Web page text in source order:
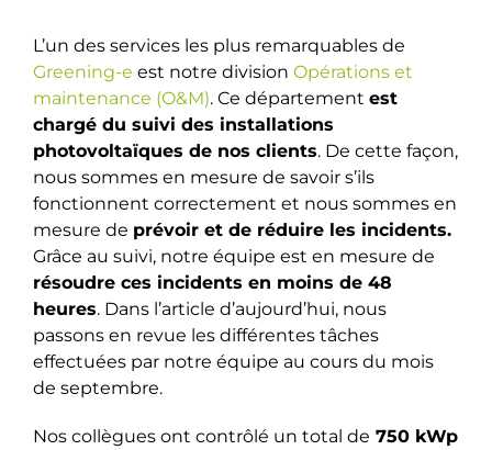
L’un des services les plus remarquables de
Greening-e est notre division Opérations et
maintenance (O&M). Ce département est
chargé du suivi des installations
photovoltaïques de nos clients. De cette façon,
nous sommes en mesure de savoir s’ils
fonctionnent correctement et nous sommes en
mesure de prévoir et de réduire les incidents.
Grâce au suivi, notre équipe est en mesure de
résoudre ces incidents en moins de 48
heures. Dans l’article d’aujourd’hui, nous
passons en revue les différentes tâches
effectuées par notre équipe au cours du mois
de septembre.
Nos collègues ont contrôlé un total de 750 kWp